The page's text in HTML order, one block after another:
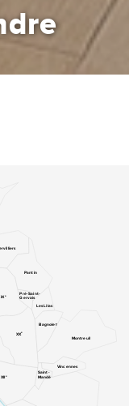
XII e
e
XXe
Bagnolet
Les Lilas
Montreuil
Pantin
Pré-Saint-
Gervais
Saint-
Mandé
Vincennes